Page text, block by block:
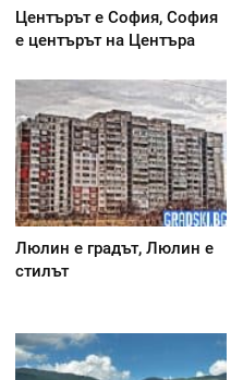
Центърът е София, София
е центърът на Центъра
Люлин е градът, Люлин е
стилът